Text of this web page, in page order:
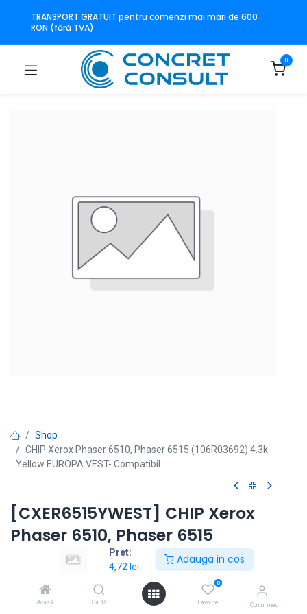
Pret:
4,72 lei
Adauga in cos
Acasă Caută
0
Favorite Contul meu
TRANSPORT GRATUIT pentru comenzi mai mari de 600
RON (fără TVA)
0
Shop
CHIP Xerox Phaser 6510, Phaser 6515 (106R03692) 4.3k
Yellow EUROPA VEST- Compatibil
[CXER6515YWEST] CHIP Xerox
Phaser 6510, Phaser 6515
(106R03692) 4.3k Yellow
EUROPA VEST- Compatibil
Modele echipamente: Phaser 6510, Phaser 6515